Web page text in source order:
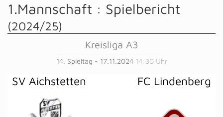
1.Mannschaft : Spielbericht
(2024/25)
Kreisliga A3
14. Spieltag - 17.11.2024 14:30 Uhr
SV Aichstetten FC Lindenberg